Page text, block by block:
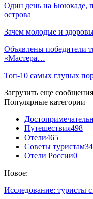
Один день на Бююкаде,
острова
Зачем молодые и
Объявлены победители
«Мастера…
Топ-10 самых глупых
Загрузить еще сообщения
Популярные категории
Путешествия498
Отели465
Советы туристам34
Отели России0
Новое:
Исследование: туристы